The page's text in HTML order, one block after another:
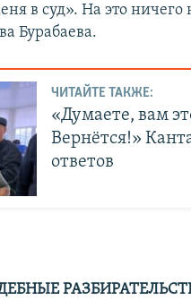
в суд». На это
Бурабаева.
ЧИТАЙТЕ ТАКЖЕ:
«Думаете, вам
Вернётся!»
ответов